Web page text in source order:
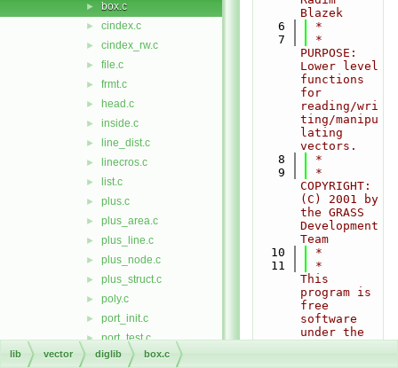
► box.c
► cindex.c
► cindex_rw.c
► file.c
► frmt.c
► head.c
► inside.c
► line_dist.c
► linecros.c
► list.c
► plus.c
► plus_area.c
► plus_line.c
► plus_node.c
► plus_struct.c
► poly.c
► port_init.c
► port_test.c
► portable.c
Blazek
    6
*
    7
*
PURPOSE:
Lower level
functions
for
reading/wri
ting/manipu
lating
vectors.
    8
*
    9
*
COPYRIGHT:
(C) 2001 by
the GRASS
Development
Team
   10
*
   11
*
This
program is
free
software
under the
lib vector diglib box.c